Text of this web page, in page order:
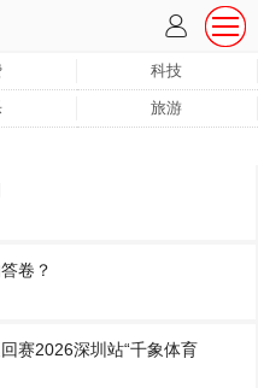
科技
旅游
卷？
赛2026深圳站“千象体育